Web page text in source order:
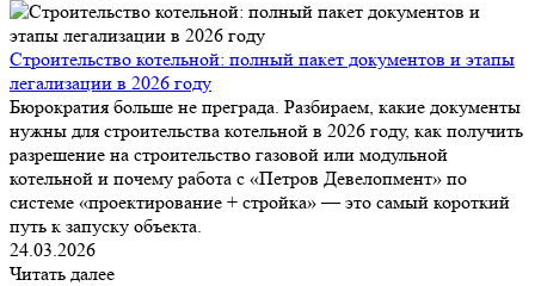
Строительство котельной: полный пакет документов и этапы
легализации в 2026 году
Бюрократия больше не преграда. Разбираем, какие документы
нужны для строительства котельной в 2026 году, как получить
разрешение на строительство газовой или модульной
котельной и почему работа с «Петров Девелопмент» по
системе «проектирование + стройка» — это самый короткий
путь к запуску объекта.
24.03.2026
Читать далее